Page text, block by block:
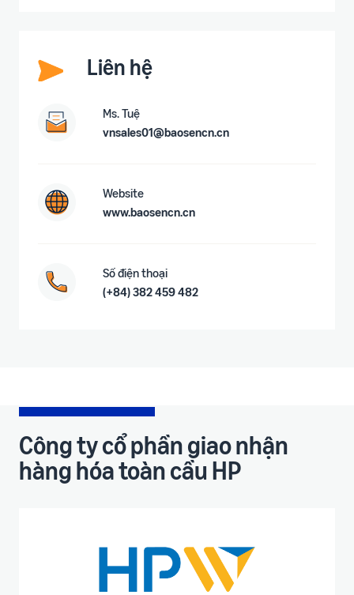
Liên hệ
Ms. Tuệ
vnsales01@baosencn.cn
Website
www.baosencn.cn
Số điện thoại
(+84) 382 459 482
Công ty cổ phần giao nhận
hàng hóa toàn cầu HP